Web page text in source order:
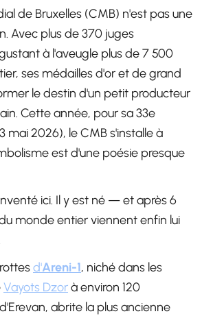
de Bruxelles (CMB) n'est pas une
Avec plus de 370 juges
à l'aveugle plus de 7 500
ses médailles d'or et de grand
le destin d'un petit producteur
Cette année, pour sa 33e
mai 2026), le CMB s'installe à
est d'une poésie presque
ici. Il y est né — et après 6
monde entier viennent enfin lui
d'Areni-1, niché dans les
Vayots Dzorà environ 120
abrite la plus ancienne